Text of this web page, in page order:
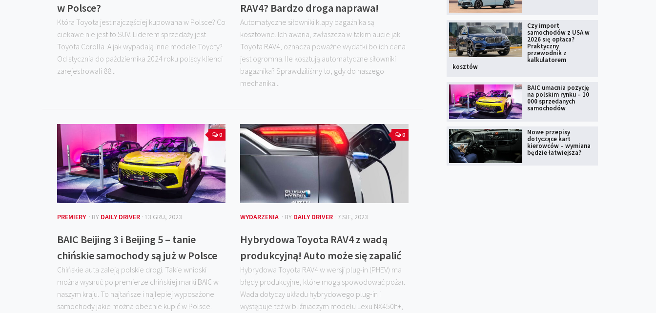
w Polsce?
Która Toyota jest najczęściej kupowana w Polsce? Co
ciekawe nie jest to SUV. Liderem sprzedaży jest
Toyota Corolla. A jak wypadają inne modele Toyoty?
Od stycznia do października 2024 roku polscy klienci
zarejestrowali 88...
RAV4? Bardzo droga naprawa!
Automatyczne siłowniki klapy bagażnika są
kosztowne. Ich awaria, zwłaszcza w takim aucie jak
Toyota RAV4, oznacza poważne wydatki bo ich cena
jest ogromna. Ile kosztują automatyczne siłowniki
bagażnika? Sprawdziliśmy to, gdy do naszego
mechanika...
0
PREMIERY · BY DAILY DRIVER · 13 GRU, 2023
BAIC Beijing 3 i Beijing 5 – tanie
chińskie samochody są już w Polsce
Chińskie auta zaleją polskie drogi. Takie wnioski
można wysnuć po premierze chińskiej marki BAIC w
naszym kraju. To najtańsze i najlepiej wyposażone
samochody jakie można obecnie kupić w Polsce.
0
WYDARZENIA · BY DAILY DRIVER · 7 SIE, 2023
Hybrydowa Toyota RAV4 z wadą
produkcyjną! Auto może się zapalić
Hybrydowa Toyota RAV4 w wersji plug-in (PHEV) ma
błędy produkcyjne, które mogą spowodować pożar.
Wada dotyczy układu hybrydowego plug-in i
występuje też w bliźniaczym modelu Lexu NX450h+,
Czy import
samochodów z USA w
2026 się opłaca?
Praktyczny
przewodnik z
kalkulatorem
kosztów
BAIC umacnia pozycję
na polskim rynku – 10
000 sprzedanych
samochodów
Nowe przepisy
dotyczące kart
kierowców – wymiana
będzie łatwiejsza?